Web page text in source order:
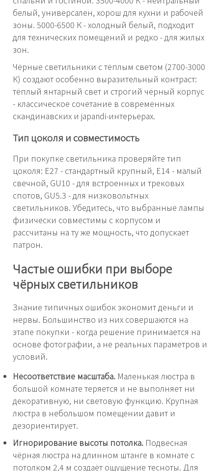
белый, универсален, хорош для кухни и рабочей
зоны. 5000-6500 К - холодный белый, подходит
для технических помещений и редко - для жилых
зон.
Чёрные светильники с тёплым светом (2700-3000
К) создают особенно выразительный контраст:
тёплый янтарный свет и строгий чёрный корпус
- классическое сочетание в современных
скандинавских и japandi-интерьерах.
Тип цоколя и совместимость
При покупке светильника проверяйте тип
цоколя: E27 - стандартный крупный, E14 - малый
свечной, GU10 - для встроенных и трековых
спотов, GU5.3 - для низковольтных
светильников. Убедитесь, что выбранные лампы
физически совместимы с корпусом и
рассчитаны на ту же мощность, что допускает
патрон.
Частые ошибки при выборе
чёрных светильников
Знание типичных ошибок экономит деньги и
нервы. Большинство из них совершаются на
этапе покупки - когда решение принимается на
основе фотографии, а не реальных параметров и
условий.
Несоответствие масштаба. Маленькая люстра в
большой комнате теряется и не выполняет ни
декоративную, ни световую функцию. Крупная
люстра в небольшом помещении давит и
дезориентирует.
Игнорирование высоты потолка. Подвесная
чёрная люстра на длинном штанге в комнате с
потолком 2,4 м создаёт ощущение тесноты. Для